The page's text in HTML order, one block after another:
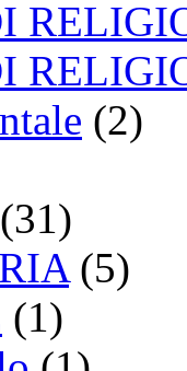
(2)
(31)
(5)
(1)